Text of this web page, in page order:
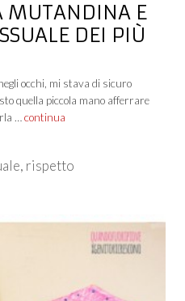
MUTANDINA E
DEI PIÙ
occhi, mi stava di sicuro
quella piccola mano afferrare
…continua
, rispetto